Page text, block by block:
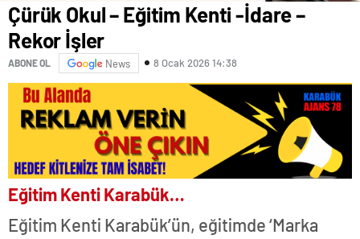
Çürük Okul – Eğitim Kenti -İdare –
Rekor İşler
ABONE OL News 8 Ocak 2026 14:38
Eğitim Kenti Karabük…
Eğitim Kenti Karabük’ün, eğitimde ‘Marka